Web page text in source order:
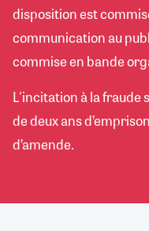
disposition est
communication au
commise en bande
L'incitation à la fraude
de deux ans
d’amende.